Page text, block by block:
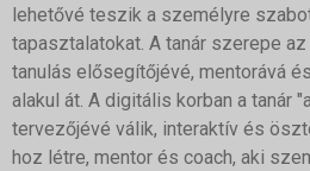
lehetővé teszik a személyre
tapasztalatokat. A tanár szerepe
tanulás elősegítőjévé, mentorává
alakul át. A digitális korban a tanár
tervezőjévé válik, interaktív és
hoz létre, mentor és coach, aki